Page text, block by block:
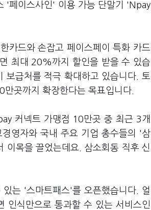
'페이스사인' 이용 가능 단말기 'Npay
카드와 손잡고 페이스페이 특화 카드
최대 20%까지 할인을 받을 수 있습
보급처를 적극 확대하고 있습니다. 토
곳까지 확장한다는 목표입니다.
커넥트 가맹점 10만곳 중 최근 3개
영자와 국내 주요 기업 총수들의 '삼
이목을 끌었는데요. 삼소회동 직후 신
는 '스마트패스'를 오픈했습니다. 얼
인식만으로 통과할 수 있는 서비스인